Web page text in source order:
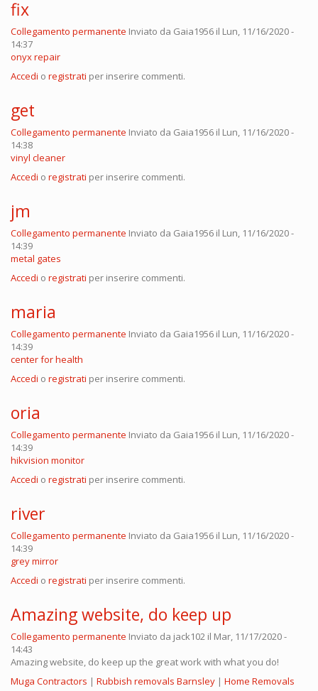
fix
Collegamento permanente Inviato da Gaia1956 il Lun, 11/16/2020 -
14:37
onyx repair
Accedi o registrati per inserire commenti.
get
Collegamento permanente Inviato da Gaia1956 il Lun, 11/16/2020 -
14:38
vinyl cleaner
Accedi o registrati per inserire commenti.
jm
Collegamento permanente Inviato da Gaia1956 il Lun, 11/16/2020 -
14:39
metal gates
Accedi o registrati per inserire commenti.
maria
Collegamento permanente Inviato da Gaia1956 il Lun, 11/16/2020 -
14:39
center for health
Accedi o registrati per inserire commenti.
oria
Collegamento permanente Inviato da Gaia1956 il Lun, 11/16/2020 -
14:39
hikvision monitor
Accedi o registrati per inserire commenti.
river
Collegamento permanente Inviato da Gaia1956 il Lun, 11/16/2020 -
14:39
grey mirror
Accedi o registrati per inserire commenti.
Amazing website, do keep up
Collegamento permanente Inviato da jack102 il Mar, 11/17/2020 -
14:43
Amazing website, do keep up the great work with what you do!
Muga Contractors | Rubbish removals Barnsley | Home Removals